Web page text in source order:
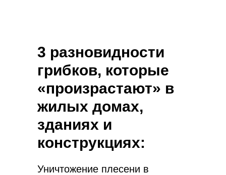
3 разновидности
грибков, которые
«произрастают» в
жилых домах,
зданиях и
конструкциях:
Уничтожение плесени в